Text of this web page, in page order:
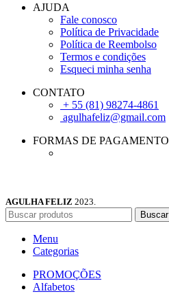
AJUDA
Fale conosco
Política de Privacidade
Política de Reembolso
Termos e condições
Esqueci minha senha
CONTATO
+ 55 (81) 98274-4861
agulhafeliz@gmail.com
FORMAS DE PAGAMENTO
AGULHA FELIZ 2023.
Buscar
Menu
Categorias
PROMOÇÕES
Alfabetos